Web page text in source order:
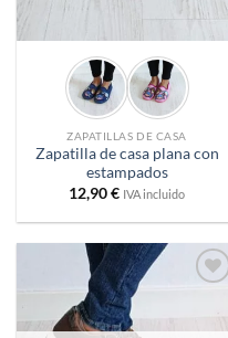
ZAPATILLAS DE CASA
Zapatilla de casa plana con
estampados
12,90€ IVA incluido
deseos